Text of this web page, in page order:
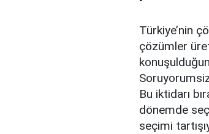
Türkiye’nin
çözümler
Bu iktidarı
dönemde
seçimi